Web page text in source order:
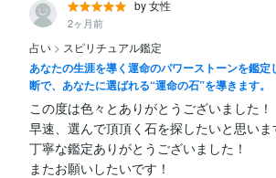
by 女性
2ヶ月前
占い > スピリチュアル鑑定
あなたの生涯を導く運命のパワーストーンを鑑定
断で、あなたに選ばれる“運命の石”を導きます。
この度は色々とありがとうございました！
早速、選んで頂頂く石を探したいと思いま
丁寧な鑑定ありがとうございました！
またお願いしたいです！